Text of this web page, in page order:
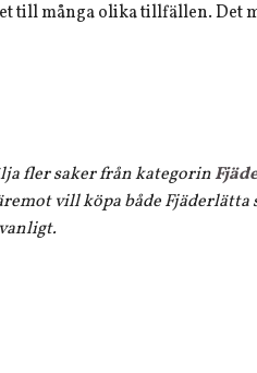
till många olika tillfällen. Det
fler saker från kategorin
vill köpa både Fjäderlätta